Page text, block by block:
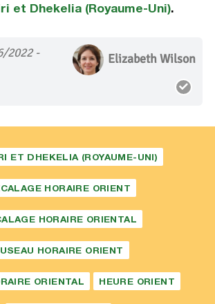
et Dhekelia (Royaume-Uni).
2022 -
Elizabeth Wilson
ET DHEKELIA (ROYAUME-UNI)
HORAIRE ORIENT
HORAIRE ORIENTAL
HORAIRE ORIENT
ORIENTAL HEURE ORIENT